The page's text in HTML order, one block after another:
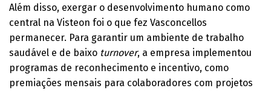
Além disso, exergar o desenvolvimento humano como
central na Visteon foi o que fez Vasconcellos
permanecer. Para garantir um ambiente de trabalho
saudável e de baixo turnover, a empresa implementou
programas de reconhecimento e incentivo, como
premiações mensais para colaboradores com projetos